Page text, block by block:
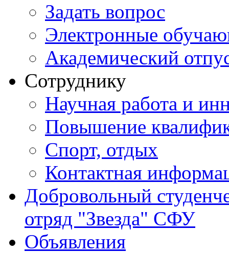
Задать вопрос
Электронные
Академический
Сотруднику
Научная работа и
Повышение
Спорт, отдых
Контактная
Добровольный
отряд "Звезда" СФУ
Объявления